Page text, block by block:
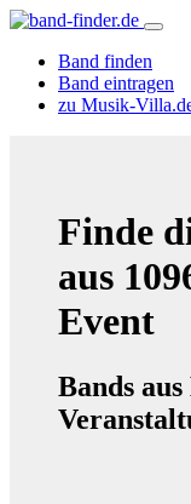
Band finden
Band eintragen
zu Musik-
Finde
aus
Event
Bands